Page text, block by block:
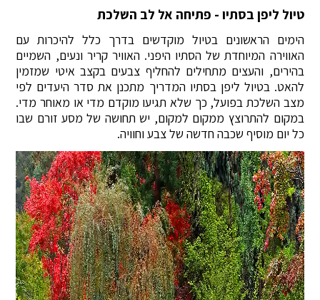
טיול ליפן בסתיו - פתיחה אל לב השלכת
הימים הראשונים בטיול מוקדשים בדרך כלל להיכרות עם
האווירה המיוחדת של הסתיו היפני. האוויר קריר ונעים, השמיים
בהירים, והעצים מתחילים להחליף צבעים בקצב איטי שמזמין
להאט. בטיול ליפן בסתיו המדריך מתכנן את סדר היעדים לפי
מצב השלכת בפועל, כך שלא תגיעו מוקדם מדי או מאוחר מדי.
במקום להתרוצץ ממקום למקום, יש תחושה של מסע זורם שבו
כל יום מוסיף שכבה חדשה של צבע וחוויה.